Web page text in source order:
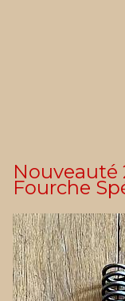
Nouveauté
Fourche